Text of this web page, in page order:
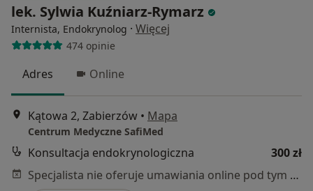
lek. Sylwia Kuźniarz-Rymarz
Internista, Endokrynolog · Więcej
474 opinie
Adres Online
Kątowa 2, Zabierzów • Mapa
Centrum Medyczne SafiMed
Konsultacja endokrynologiczna
300 zł
Specjalista nie oferuje umawiania online pod tym adresem.